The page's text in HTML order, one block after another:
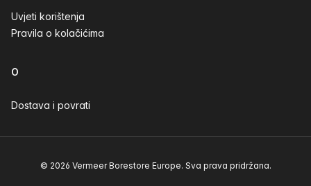
Uvjeti korištenja
Pravila o kolačićima
O
Dostava i povrati
© 2026 Vermeer Borestore Europe. Sva prava pridržana.